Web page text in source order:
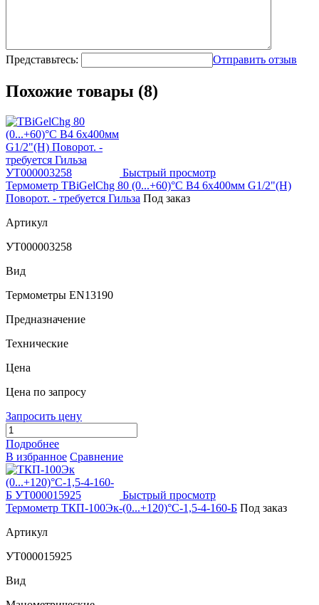
Представьтесь: Отправить отзыв
Похожие товары (8)
Быстрый просмотр
Термометр TBiGelChg 80 (0...+60)°С B4 6х400мм G1/2"(Н)
Поворот. - требуется Гильза Под заказ
Артикул
УТ000003258
Вид
Термометры EN13190
Предназначение
Технические
Цена
Цена по запросу
Запросить цену
Подробнее
В избранное Сравнение
Быстрый просмотр
Термометр ТКП-100Эк-(0...+120)°С-1,5-4-160-Б Под заказ
Артикул
УТ000015925
Вид